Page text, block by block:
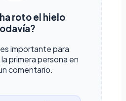
roto el hielo
importante para
primera persona en
comentario.